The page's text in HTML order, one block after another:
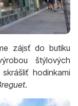
zájsť do butiku
štýlových
hodinkami
.